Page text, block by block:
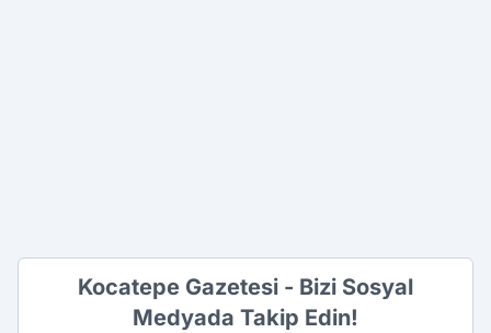
Kocatepe Gazetesi - Bizi Sosyal
Medyada Takip Edin!